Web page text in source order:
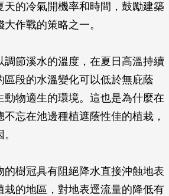
天的冷氣開機率和時間，鼓勵建築
作戰的策略之一。
節溪水的溫度，在夏日高溫持續
區段的水溫變化可以低於無庇蔭
動物適生的環境。這也是為什麼在
忘在池邊種植遮蔭性佳的植栽，
樹冠具有阻絕降水直接沖蝕地表
栽的地區，對地表逕流量的降低有